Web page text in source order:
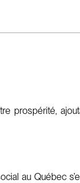
prospérité,
au Québec